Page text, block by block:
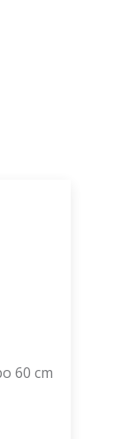
60 cm